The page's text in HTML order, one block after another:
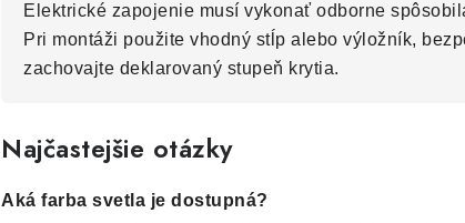
Elektrické zapojenie musí vykonať odborne
Pri montáži použite vhodný stĺp alebo výložník,
zachovajte deklarovaný stupeň krytia.
Najčastejšie otázky
Aká farba svetla je dostupná?